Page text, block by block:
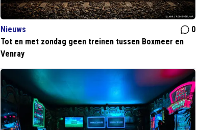
Nieuws
0
Tot en met zondag geen treinen tussen Boxmeer en
Venray